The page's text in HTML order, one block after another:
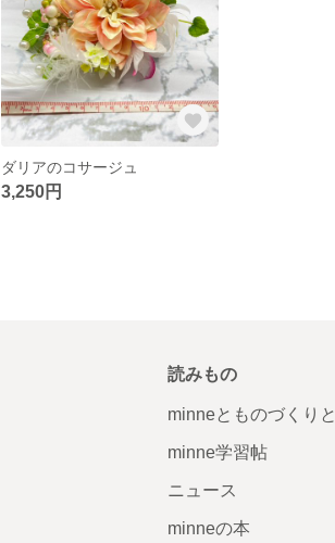
ダリアのコサージュ
3,250円
読みもの
minneとものづくりと
minne学習帖
ニュース
minneの本